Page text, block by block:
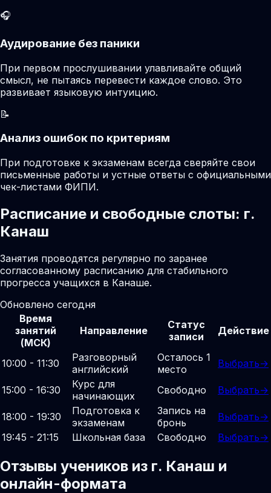
🎧
Аудирование без паники
При первом прослушивании улавливайте общий
смысл, не пытаясь перевести каждое слово. Это
развивает языковую интуицию.
📝
Анализ ошибок по критериям
При подготовке к экзаменам всегда сверяйте свои
письменные работы и устные ответы с официальными
чек-листами ФИПИ.
Расписание и свободные слоты: г.
Канаш
Занятия проводятся регулярно по заранее
согласованному расписанию для стабильного
прогресса учащихся в Канаше.
Обновлено сегодня
Время
занятий
(МСК)
Направление
Статус
записи
Действие
10:00 - 11:30
Разговорный
английский
Осталось 1
место
Выбрать→
15:00 - 16:30
Курс для
начинающих
Свободно Выбрать→
18:00 - 19:30
Подготовка к
экзаменам
Запись на
бронь
Выбрать→
19:45 - 21:15
Школьная база Свободно Выбрать→
Отзывы учеников из г. Канаш и
онлайн-формата